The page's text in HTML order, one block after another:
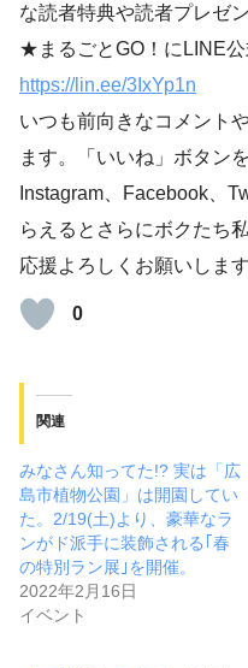
な読者特典や読者プレゼ
★まるごとGO！にLINE公
https://lin.ee/3IxYp1n
いつも前向きなコメント
ます。「いいね」ボタン
Instagram、Facebook、
らえるとさらにボクたち
応援よろしくお願いしま
0
関連
みなさん知ってた!? 実は「広
島市植物公園」は開園してい
た。2/19(土)より、豪華なラ
ンがド派手に装飾される｢春
の特別ラン展｣を開催。
2022年2月16日
イベント